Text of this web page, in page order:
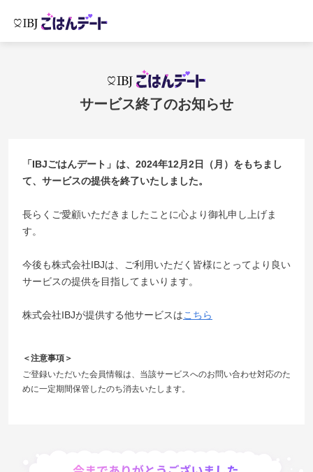
サービス終了のお知らせ
「IBJごはんデート」は、2024年12月2日（月）をもちまし
て、サービスの提供を終了いたしました。
長らくご愛顧いただきましたことに心より御礼申し上げま
す。
今後も株式会社IBJは、ご利用いただく皆様にとってより良い
サービスの提供を目指してまいります。
株式会社IBJが提供する他サービスはこちら
＜注意事項＞
ご登録いただいた会員情報は、当該サービスへのお問い合わせ対応のた
めに一定期間保管したのち消去いたします。